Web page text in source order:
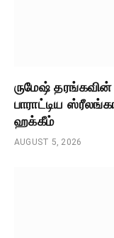
ருமேஷ்
பாராட்டிய
ஹக்கீம்
AUGUST 5, 2026